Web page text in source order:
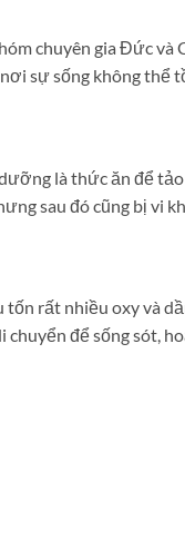
chuyên gia Đức và
sự sống không thể
là thức ăn để
sau đó cũng bị vi
rất nhiều oxy và
chuyển để sống sót,